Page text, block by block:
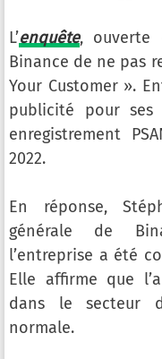
L’enquête, ouverte
Binance de ne pas
Your Customer ».
publicité pour ses
enregistrement
2022.
En réponse,
générale de
l’entreprise a été
Elle affirme que
dans le secteur
normale.